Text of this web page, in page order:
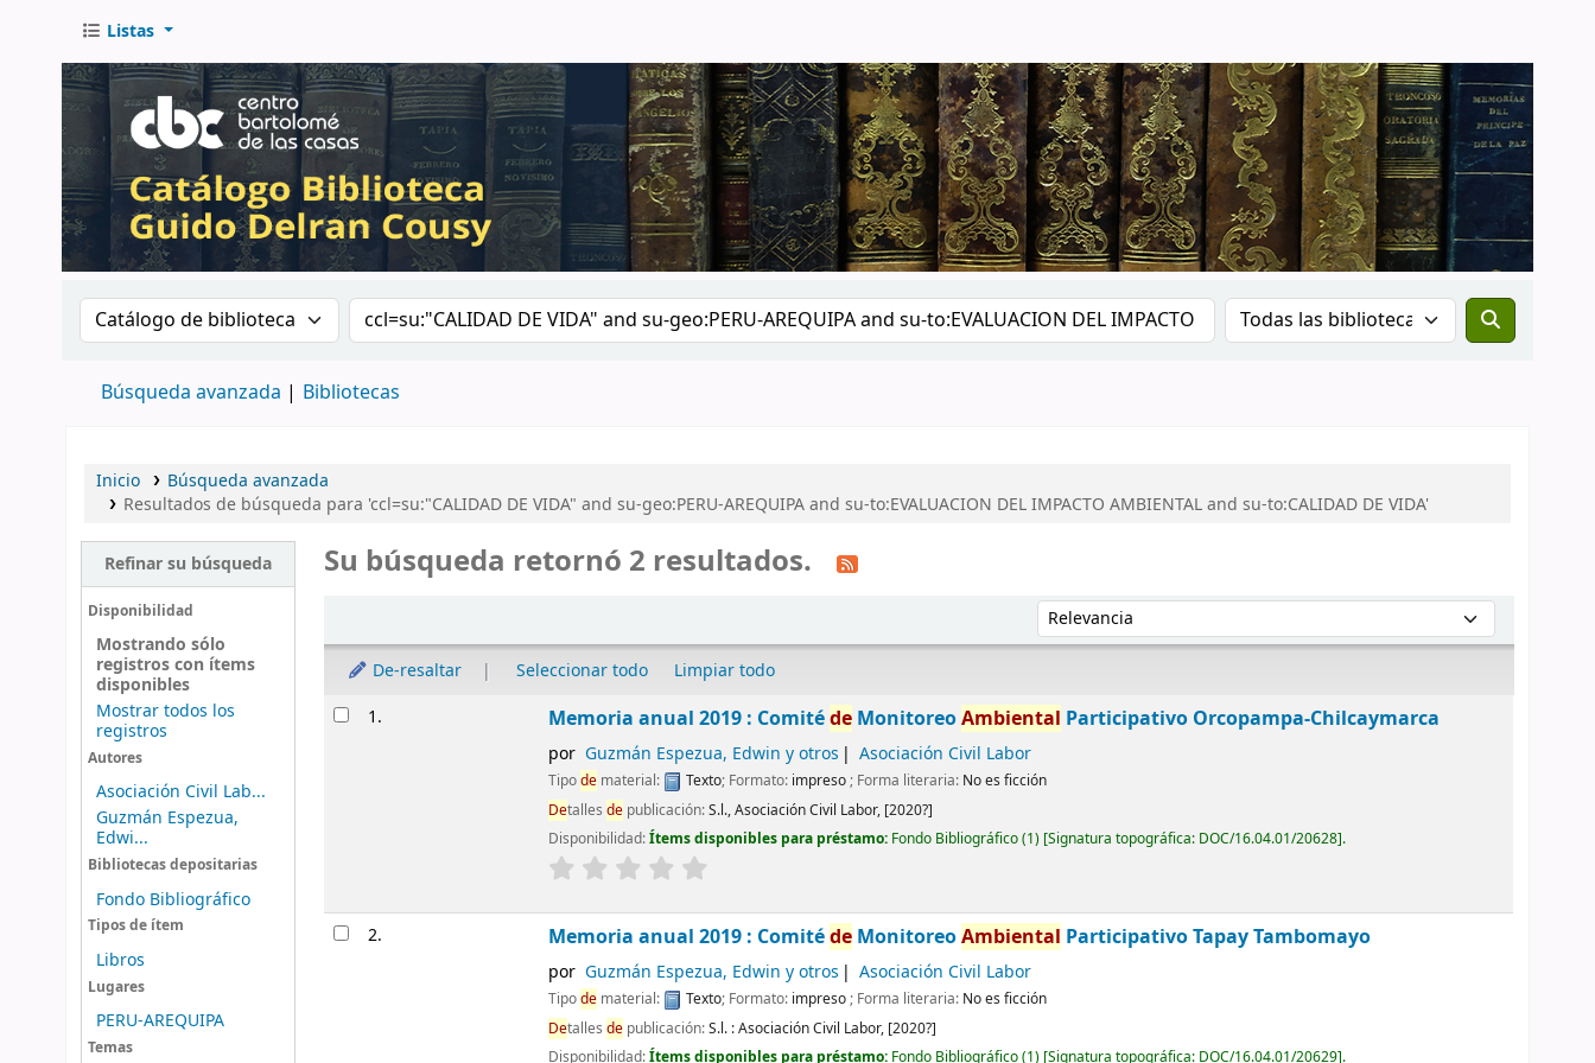
Listas
Buscar en el catálogo por:Buscar en el catálogo por palabra clave
Búsqueda avanzada Bibliotecas
Inicio
Búsqueda avanzada
Resultados de búsqueda para 'ccl=su:"CALIDAD DE VIDA" and su-geo:PERU-AREQUIPA and su-to:EVALUACION DEL IMPACTO AMBIENTAL and su-to:CALIDAD DE VIDA'
Refinar su búsqueda
Disponibilidad
Mostrando sólo
registros con ítems
disponibles
Mostrar todos los
registros
Autores
Asociación Civil Lab...
Guzmán Espezua,
Edwi...
Bibliotecas depositarias
Fondo Bibliográfico
Tipos de ítem
Libros
Lugares
PERU-AREQUIPA
Temas
Su búsqueda retornó 2 resultados.
Ordenar por:
De-resaltar Seleccionar todo Limpiar todo
Resultados
1. Memoria anual 2019 : Comitéde MonitoreoAmbiental Participativo Orcopampa-Chilcaymarca
por Guzmán Espezua, Edwin y otros Asociación Civil Labor
Tipode material: Texto; Formato: impreso; Forma literaria: No es ficción
Detallesde publicación:S.l.,Asociación Civil Labor, [2020?]
Disponibilidad:Ítems disponibles para préstamo: Fondo Bibliográfico(1) Signatura topográfica: DOC/16.04.01/20628 .
2. Memoria anual 2019 : Comitéde MonitoreoAmbiental Participativo Tapay Tambomayo
por Guzmán Espezua, Edwin y otros Asociación Civil Labor
Tipode material: Texto; Formato: impreso; Forma literaria: No es ficción
Detallesde publicación:S.l. :Asociación Civil Labor, [2020?]
Disponibilidad:Ítems disponibles para préstamo: Fondo Bibliográfico(1) Signatura topográfica: DOC/16.04.01/20629 .